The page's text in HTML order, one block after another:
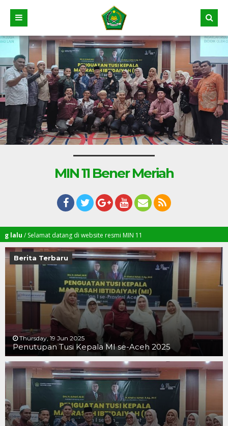
MIN 11 Bener Meriah
datang di website resmi MIN 11
Berita Terbaru
Thursday, 19 Jun 2025
Penutupan Tusi Kepala MI se-Aceh 2025